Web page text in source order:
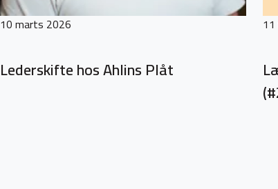
10 marts 2026
Lederskifte hos Ahlins Plåt